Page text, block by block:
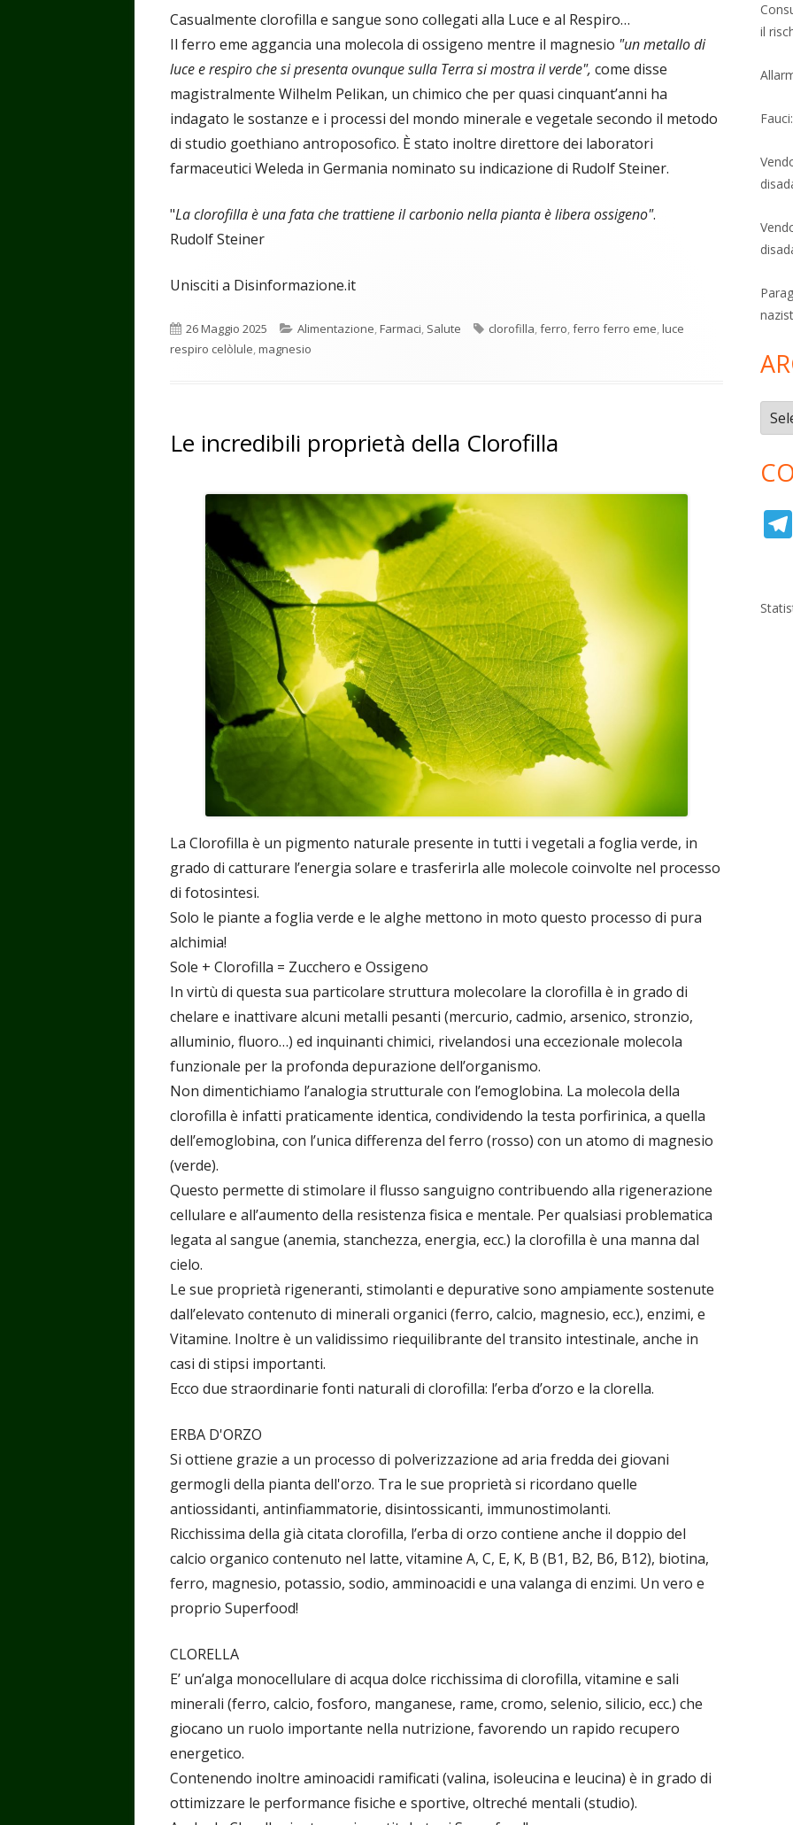
Casualmente clorofilla e sangue sono collegati alla Luce e al Respiro…
Il ferro eme aggancia una molecola di ossigeno mentre il magnesio "un metallo di
luce e respiro che si presenta ovunque sulla Terra si mostra il verde", come disse
magistralmente Wilhelm Pelikan, un chimico che per quasi cinquant’anni ha
indagato le sostanze e i processi del mondo minerale e vegetale secondo il metodo
di studio goethiano antroposofico. È stato inoltre direttore dei laboratori
farmaceutici Weleda in Germania nominato su indicazione di Rudolf Steiner.
"La clorofilla è una fata che trattiene il carbonio nella pianta è libera ossigeno".
Rudolf Steiner
Unisciti a Disinformazione.it
Pubblicato
26 Maggio 2025 Categorie
Alimentazione,Farmaci, Salute Tag
clorofilla,ferro,ferro ferro eme,luce
respiro celòlule,magnesio
Le incredibili proprietà della Clorofilla
La Clorofilla è un pigmento naturale presente in tutti i vegetali a foglia verde, in
grado di catturare l’energia solare e trasferirla alle molecole coinvolte nel processo
di fotosintesi.
Solo le piante a foglia verde e le alghe mettono in moto questo processo di pura
alchimia!
Sole + Clorofilla = Zucchero e Ossigeno
In virtù di questa sua particolare struttura molecolare la clorofilla è in grado di
chelare e inattivare alcuni metalli pesanti (mercurio, cadmio, arsenico, stronzio,
alluminio, fluoro…) ed inquinanti chimici, rivelandosi una eccezionale molecola
funzionale per la profonda depurazione dell’organismo.
Non dimentichiamo l’analogia strutturale con l’emoglobina. La molecola della
clorofilla è infatti praticamente identica, condividendo la testa porfirinica, a quella
dell’emoglobina, con l’unica differenza del ferro (rosso) con un atomo di magnesio
(verde).
Questo permette di stimolare il flusso sanguigno contribuendo alla rigenerazione
cellulare e all’aumento della resistenza fisica e mentale. Per qualsiasi problematica
legata al sangue (anemia, stanchezza, energia, ecc.) la clorofilla è una manna dal
cielo.
Le sue proprietà rigeneranti, stimolanti e depurative sono ampiamente sostenute
dall’elevato contenuto di minerali organici (ferro, calcio, magnesio, ecc.), enzimi, e
Vitamine. Inoltre è un validissimo riequilibrante del transito intestinale, anche in
casi di stipsi importanti.
Ecco due straordinarie fonti naturali di clorofilla: l’erba d’orzo e la clorella.
ERBA D'ORZO
Si ottiene grazie a un processo di polverizzazione ad aria fredda dei giovani
germogli della pianta dell'orzo. Tra le sue proprietà si ricordano quelle
antiossidanti, antinfiammatorie, disintossicanti, immunostimolanti.
Ricchissima della già citata clorofilla, l’erba di orzo contiene anche il doppio del
calcio organico contenuto nel latte, vitamine A, C, E, K, B (B1, B2, B6, B12), biotina,
ferro, magnesio, potassio, sodio, amminoacidi e una valanga di enzimi. Un vero e
proprio Superfood!
CLORELLA
E’ un’alga monocellulare di acqua dolce ricchissima di clorofilla, vitamine e sali
minerali (ferro, calcio, fosforo, manganese, rame, cromo, selenio, silicio, ecc.) che
giocano un ruolo importante nella nutrizione, favorendo un rapido recupero
energetico.
Contenendo inoltre aminoacidi ramificati (valina, isoleucina e leucina) è in grado di
ottimizzare le performance fisiche e sportive, oltreché mentali (studio).
il